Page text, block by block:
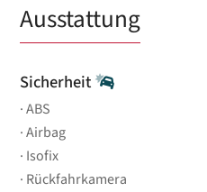
Ausstattung
Sicherheit
ABS
Airbag
Isofix
Rückfahrkamera